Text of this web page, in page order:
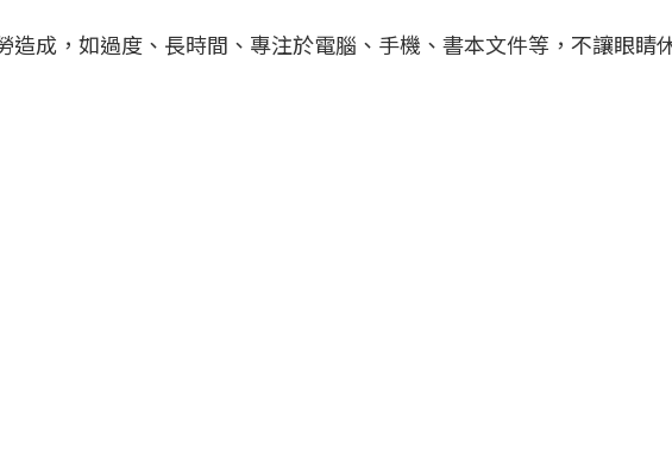
造成，如過度、長時間、專注於電腦、手機、書本文件等，不讓眼睛